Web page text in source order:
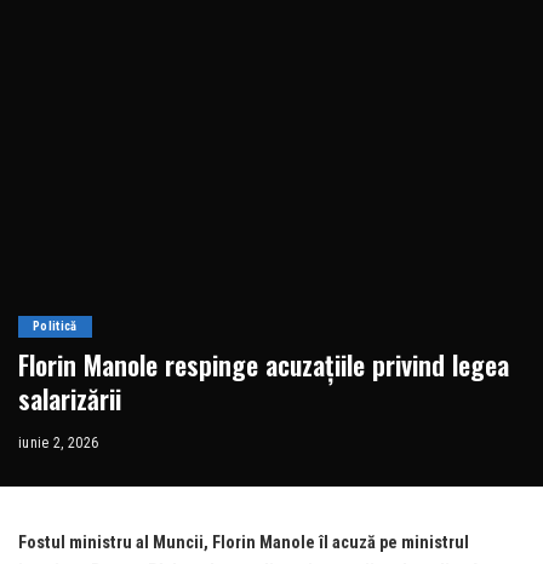
Politică
Florin Manole respinge acuzațiile privind legea
salarizării
iunie 2, 2026
Fostul ministru al Muncii, Florin Manole îl acuză pe ministrul